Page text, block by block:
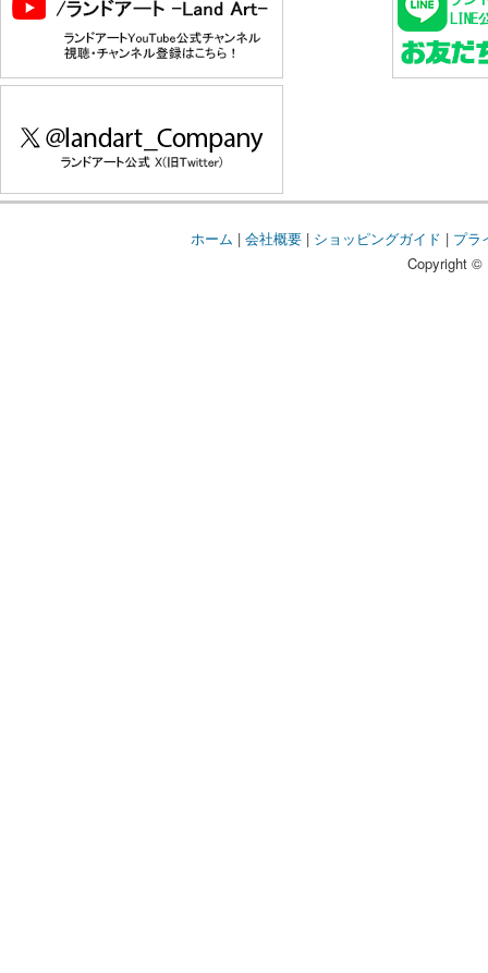
ホーム | 会社概要| ショッピングガイド | プラ
Copyright ©